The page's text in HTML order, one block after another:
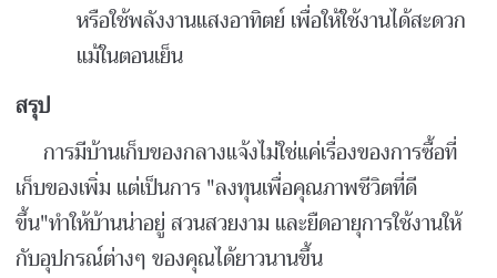
หรือใช้พลังงานแสงอาทิตย์ เพื่อให้ใช้งานได้สะดวก
แม้ในตอนเย็น
สรุป
การมีบ้านเก็บของกลางแจ้งไม่ใช่แค่เรื่องของการซื้อที่
เก็บของเพิ่ม แต่เป็นการ "ลงทุนเพื่อคุณภาพชีวิตที่ดี
ขึ้น"ทำให้บ้านน่าอยู่ สวนสวยงาม และยืดอายุการใช้งานให้
กับอุปกรณ์ต่างๆ ของคุณได้ยาวนานขึ้น